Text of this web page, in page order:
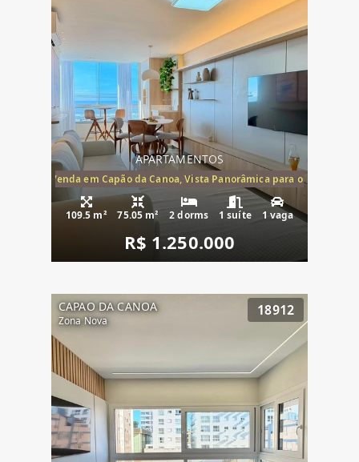
APARTAMENTOS
Mar à Venda em Capão da Canoa, Vista Panorâmica para o Mar, 2
109.5 m² 75.05 m² 2 dorms 1 suíte 1 vaga
R$ 1.250.000
CAPAO DA CANOA
Zona Nova
18912